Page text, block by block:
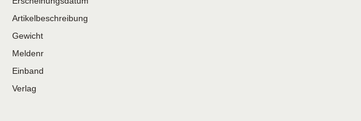
Artikelbeschreibung
Gewicht
Meldenr
Einband
Verlag